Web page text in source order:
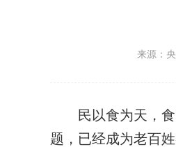
来源：
民以食为天，食
题，已经成为老百